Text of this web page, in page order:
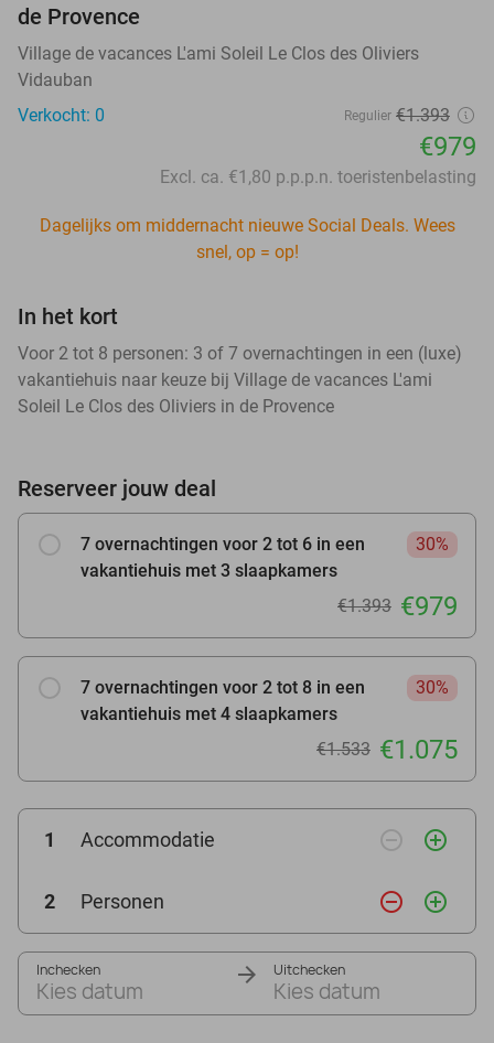
de Provence
Village de vacances L'ami Soleil Le Clos des Oliviers
Vidauban
Verkocht: 0
Regulier €1.393
€979
Excl. ca. €1,80 p.p.p.n. toeristenbelasting
Dagelijks om middernacht nieuwe Social Deals. Wees
snel, op = op!
In het kort
Voor 2 tot 8 personen: 3 of 7 overnachtingen in een (luxe)
vakantiehuis naar keuze bij Village de vacances L'ami
Soleil Le Clos des Oliviers in de Provence
Reserveer jouw deal
7 overnachtingen voor 2 tot 6 in een
vakantiehuis met 3 slaapkamers
30%
€1.393 €979
7 overnachtingen voor 2 tot 8 in een
vakantiehuis met 4 slaapkamers
30%
€1.533 €1.075
1 Accommodatie remove_circle_outline add_circle_outline
2 Personen remove_circle_outline add_circle_outline
Inchecken
Kies datum
Uitchecken
Kies datum